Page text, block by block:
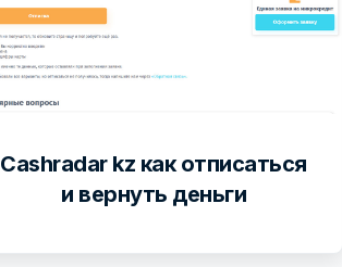
Cashradar kz как отписаться
и вернуть деньги